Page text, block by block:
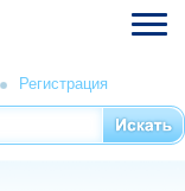
Регистрация
поиска